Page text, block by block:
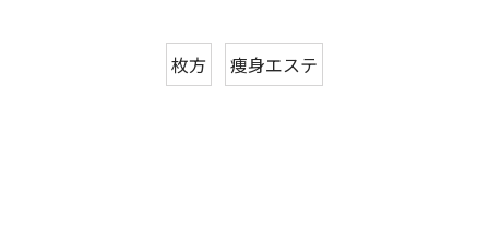
枚方 痩身エステ